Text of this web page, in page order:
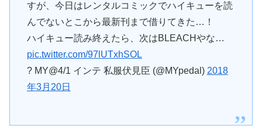
すが、今日はレンタルコミックでハイキューを読
んでないとこから最新刊まで借りてきた…！
ハイキュー読み終えたら、次はBLEACHやな…
pic.twitter.com/97lUTxhSOL
? MY@4/1 インテ 私服伏見臣 (@MYpedal) 2018
年3月20日